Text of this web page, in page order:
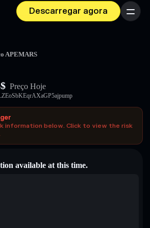
Descarregar agora Menu
APEMARS
Preço Hoje
information below. Click to view the risk
available at this time.